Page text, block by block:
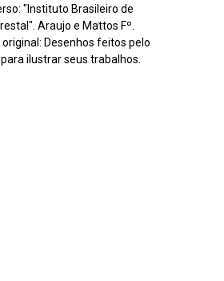
"Instituto Brasileiro de
Araujo e Mattos Fº.
Desenhos feitos pelo
ilustrar seus trabalhos.